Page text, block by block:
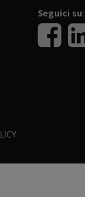
Seguici su: